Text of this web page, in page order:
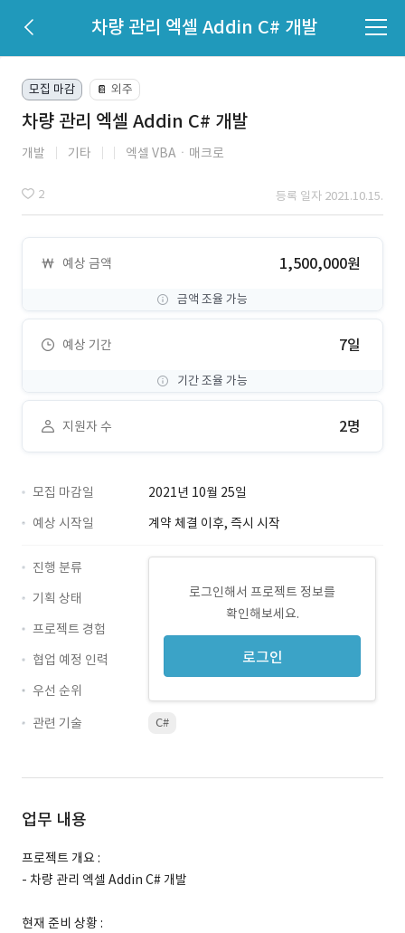
차량 관리 엑셀 Addin C# 개발
모집 마감 📔 외주
차량 관리 엑셀 Addin C# 개발
개발 기타 엑셀 VBAㆍ매크로
2 등록 일자 2021.10.15.
예상 금액 1,500,000원
금액 조율 가능
예상 기간 7일
기간 조율 가능
지원자 수 2명
모집 마감일
2021년 10월 25일
예상 시작일
계약 체결 이후, 즉시 시작
로그인해서 프로젝트 정보를
확인해보세요.
로그인
진행 분류
기획 상태
프로젝트 경험
협업 예정 인력
우선 순위
관련 기술
C#
업무 내용
프로젝트 개요 :
- 차량 관리 엑셀 Addin C# 개발
현재 준비 상황 :